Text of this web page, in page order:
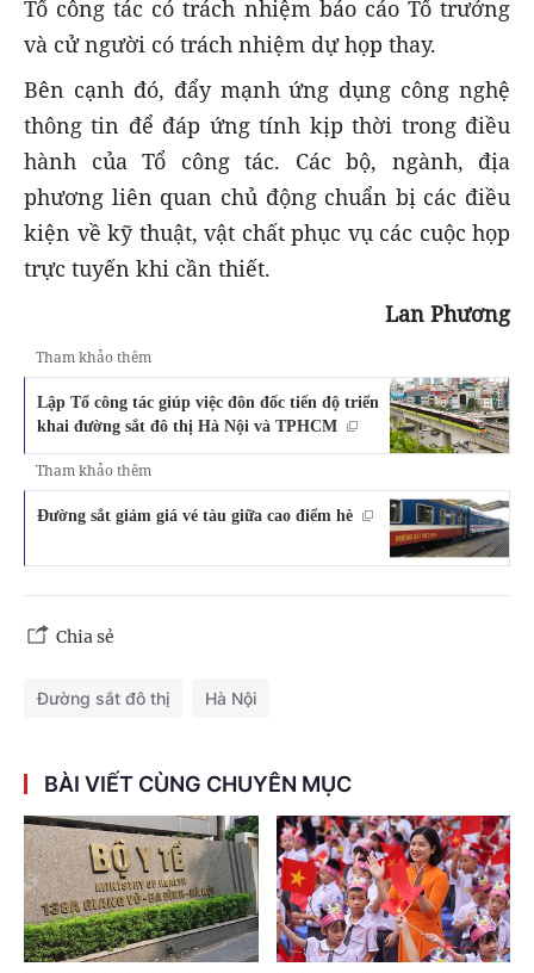
Tổ công tác có trách nhiệm báo cáo Tổ trưởng
và cử người có trách nhiệm dự họp thay.
Bên cạnh đó, đẩy mạnh ứng dụng công nghệ
thông tin để đáp ứng tính kịp thời trong điều
hành của Tổ công tác. Các bộ, ngành, địa
phương liên quan chủ động chuẩn bị các điều
kiện về kỹ thuật, vật chất phục vụ các cuộc họp
trực tuyến khi cần thiết.
Lan Phương
Tham khảo thêm
Lập Tổ công tác giúp việc đôn đốc tiến độ triển
khai đường sắt đô thị Hà Nội và TPHCM
Tham khảo thêm
Đường sắt giảm giá vé tàu giữa cao điểm hè
Chia sẻ
Đường sắt đô thị Hà Nội
BÀI VIẾT CÙNG CHUYÊN MỤC